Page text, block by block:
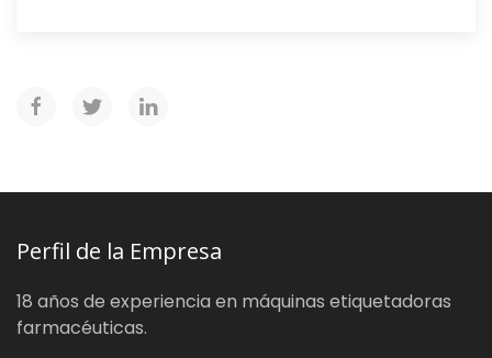
Perfil de la Empresa
18 años de experiencia en máquinas etiquetadoras
farmacéuticas.